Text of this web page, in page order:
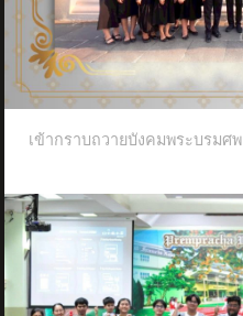
เข้ากราบถวายบังคมพระบรมศพ